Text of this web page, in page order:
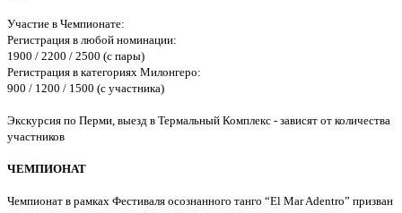
Участие в Чемпионате:
Регистрация в любой номинации:
1900 / 2200 / 2500 (с пары)
Регистрация в категориях Милонгеро:
900 / 1200 / 1500 (с участника)
Экскурсия по Перми, выезд в Термальный Комплекс - зависят от количества
участников
ЧЕМПИОНАТ
Чемпионат в рамках Фестиваля осознанного танго “El Mar Adentro” призван